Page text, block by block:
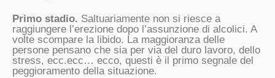
Primo stadio. Saltuariamente non si riesce a
raggiungere l’erezione dopo l’assunzione di alcolici. A
volte scompare la libido. La maggioranza delle
persone pensano che sia per via del duro lavoro, dello
stress, ecc.ecc… ecco, questi è il primo segnale del
peggioramento della situazione.